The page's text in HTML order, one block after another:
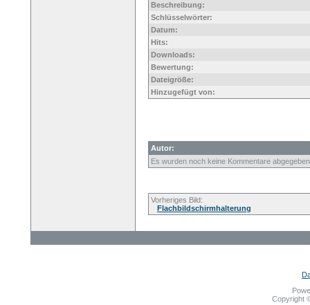
Beschreibung:
Schlüsselwörter:
Datum:
Hits:
Downloads:
Bewertung:
Dateigröße:
Hinzugefügt von:
Autor:
Es wurden noch keine Kommentare
Vorheriges Bild:
Flachbildschirmhalterung
Copyright